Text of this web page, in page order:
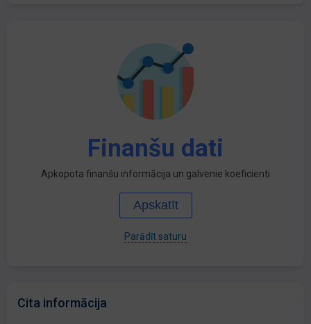
Finanšu dati
Apkopota finanšu informācija un galvenie koeficienti
Apskatīt
Parādīt saturu
Cita informācija